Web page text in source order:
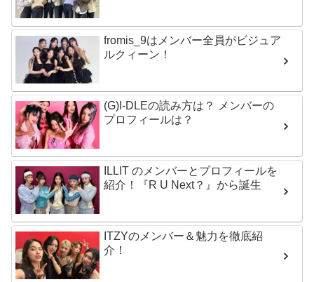
fromis_9はメンバー全員がビジュア
ルクィーン！
(G)I-DLEの読み方は？ メンバーの
プロフィールは？
ILLIT のメンバーとプロフィールを
紹介！『R U Next？』から誕生
ITZYのメンバー＆魅力を徹底紹
介！